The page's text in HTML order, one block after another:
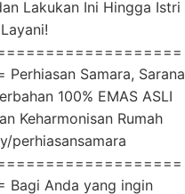
Lakukan Ini Hingga Istri
Samara, Sarana
100% EMAS ASLI
Keharmonisan Rumah
perhiasansamara
Anda yang ingin